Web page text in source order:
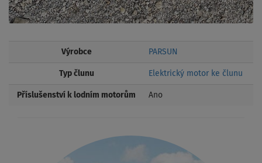
Výrobce PARSUN
Typ člunu Elektrický motor ke člunu
Příslušenství k lodním motorům Ano